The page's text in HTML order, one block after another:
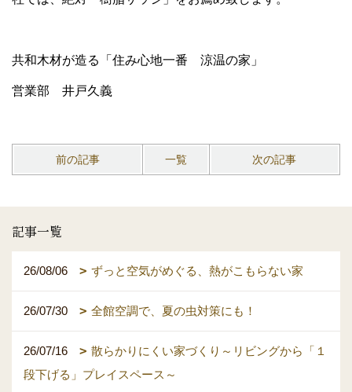
共和木材が造る「住み心地一番 涼温の家」
営業部 井戸久義
前の記事 一覧 次の記事
記事一覧
26/08/06 ずっと空気がめぐる、熱がこもらない家
26/07/30 全館空調で、夏の虫対策にも！
26/07/16
散らかりにくい家づくり～リビングから「１
段下げる」プレイスペース～